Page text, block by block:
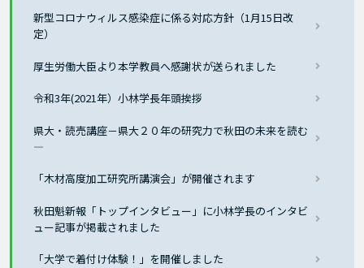
新型コロナウィルス感染症に係る対応方針（1月15日改
定）
厚生労働大臣より本学教員へ感謝状が送られました
令和3年(2021年）小林学長年頭挨拶
県大・読売講座－県大２０年の研究力で秋田の未来を読む
―
「木材高度加工研究所講演会」が開催されます
秋田魁新報「トップインタビュー」に小林学長のインタビ
ュー記事が掲載されました
「大学で着付け体験！」を開催しました